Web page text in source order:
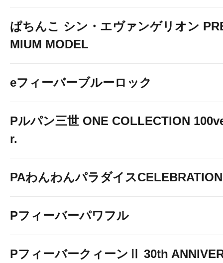
ぱちんこ シン・エヴァンゲリオン
MIUM MODEL
eフィーバーブルーロック
Pルパン三世 ONE COLLECTION
r.
PAわんわんパラダイスCELEBRATION
Pフィーバーパワフル
PフィーバークィーンⅡ 30th